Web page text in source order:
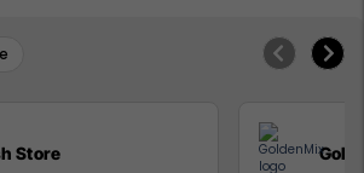
Store